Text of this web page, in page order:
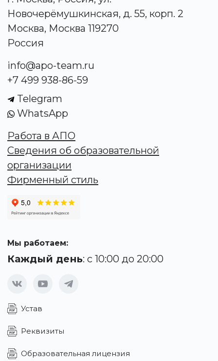
Новочерёмушкинская, д. 55, корп. 2
Москва, Москва 119270
Россия
info@apo-team.ru
+7 499 938-86-59
Telegram
WhatsApp
Работа в АПО
Сведения об образовательной
организации
Фирменный стиль
Мы работаем:
Каждый день: с 10:00 до 20:00
Устав
Реквизиты
Образовательная лицензия